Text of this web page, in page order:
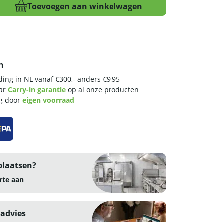
Toevoegen aan winkelwagen
in NL vanaf €300,- anders €9,95
Carry-in garantie op al onze producten
door eigen voorraad
aan